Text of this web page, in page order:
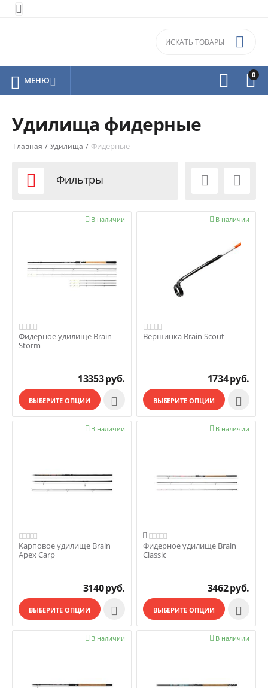

0



 МЕНЮ
Удилища фидерные
Главная / Удилища / Фидерные
 Фильтры  
В наличии

Фидерное удилище Brain
Storm
13353руб.
ВЫБЕРИТЕ ОПЦИИ 
В наличии

Вершинка Brain Scout
1734руб.
ВЫБЕРИТЕ ОПЦИИ 
В наличии

Карповое удилище Brain
Apex Carp
3140руб.
ВЫБЕРИТЕ ОПЦИИ 
В наличии


Фидерное удилище Brain
Classic
3462руб.
ВЫБЕРИТЕ ОПЦИИ 
В наличии
 В наличии
